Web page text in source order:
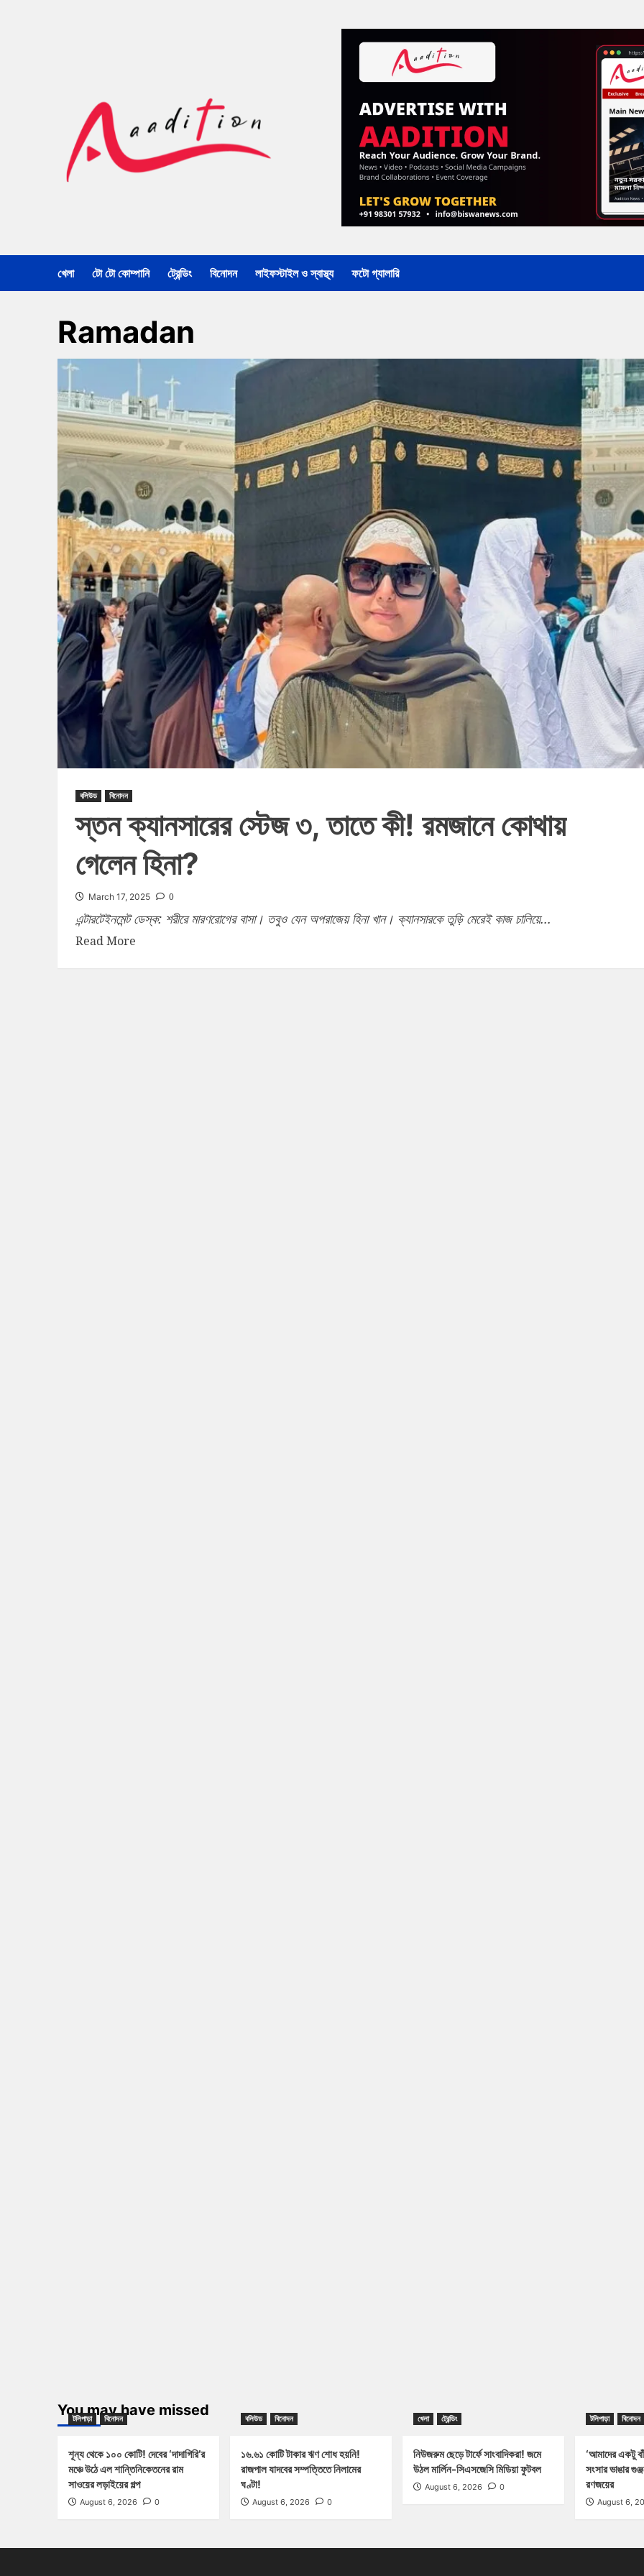
খেলা টো টো কোম্পানি ট্রেন্ডিং বিনোদন লাইফস্টাইল ও স্বাস্থ্য ফটো গ্যালারি
Ramadan
বলিউড বিনোদন
স্তন ক্যানসারের স্টেজ ৩, তাতে কী! রমজানে কোথায়
গেলেন হিনা?
March 17, 2025 0
এন্টারটেইনমেন্ট ডেস্ক: শরীরে মারণরোগের বাসা। তবুও যেন অপরাজেয় হিনা খান। ক্যানসারকে তুড়ি মেরেই কাজ চালিয়ে...
Read More
You may have missed
টলিপাড়া বিনোদন
শূন্য থেকে ১০০ কোটি! দেবের ‘দাদাগিরি’র
মঞ্চে উঠে এল শান্তিনিকেতনের রাম
সাওয়ের লড়াইয়ের গল্প
August 6, 2026 0
বলিউড বিনোদন
১৬.৬১ কোটি টাকার ঋণ শোধ হয়নি!
রাজপাল যাদবের সম্পত্তিতে নিলামের
ঘণ্টা!
August 6, 2026 0
খেলা ট্রেন্ডিং
নিউজরুম ছেড়ে টার্ফে সাংবাদিকরা! জমে
উঠল মার্লিন-সিএসজেসি মিডিয়া ফুটবল
August 6, 2026 0
টলিপাড়া বিনোদন
‘আমাদের একটু
সংসার ভাঙার
রণজয়ের
August 6,